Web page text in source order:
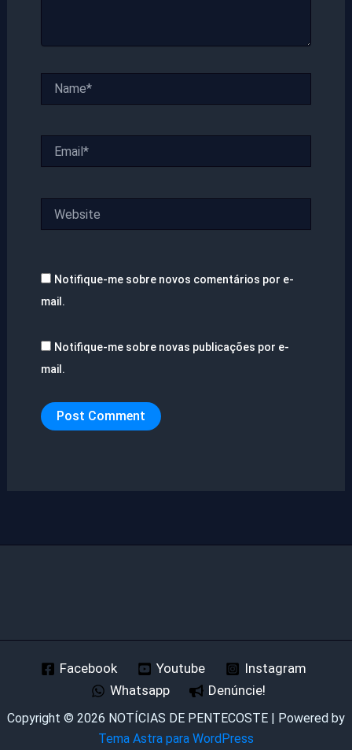
Notifique-me sobre novos comentários por e-
mail.
Notifique-me sobre novas publicações por e-
mail.
Facebook Youtube
Instagram
Whatsapp
Denúncie!
Copyright © 2026 NOTÍCIAS DE PENTECOSTE | Powered by
Tema Astra para WordPress